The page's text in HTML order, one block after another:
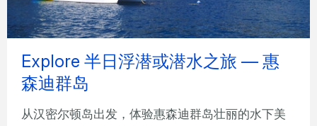
Explore 半日浮潜或潜水之旅 — 惠
森迪群岛
从汉密尔顿岛出发，体验惠森迪群岛壮丽的水下美